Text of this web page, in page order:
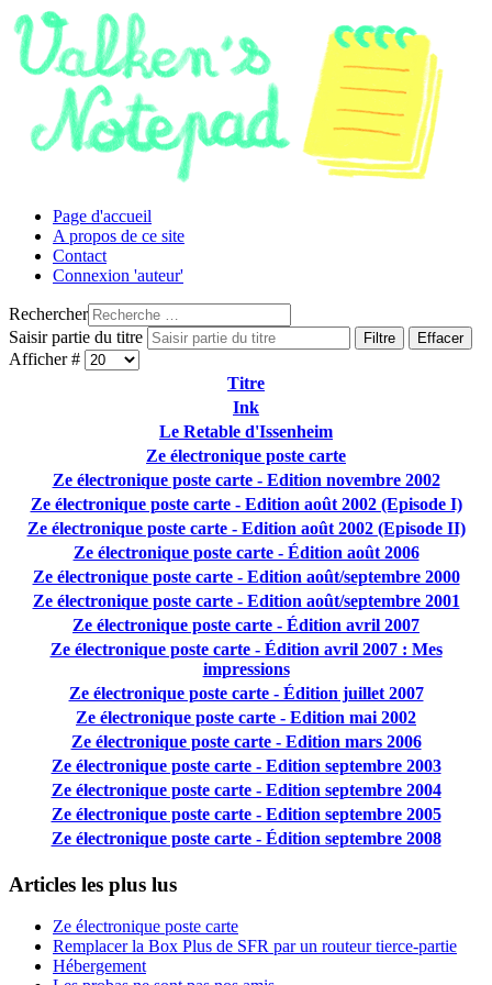
Page d'accueil
A propos de ce site
Contact
Connexion 'auteur'
Rechercher
Saisir partie du titre
Filtre Effacer
Afficher #
Titre
Ink
Le Retable d'Issenheim
Ze électronique poste carte
Ze électronique poste carte - Edition novembre 2002
Ze électronique poste carte - Edition août 2002 (Episode I)
Ze électronique poste carte - Edition août 2002 (Episode II)
Ze électronique poste carte - Édition août 2006
Ze électronique poste carte - Edition août/septembre 2000
Ze électronique poste carte - Edition août/septembre 2001
Ze électronique poste carte - Édition avril 2007
Ze électronique poste carte - Édition avril 2007 : Mes
impressions
Ze électronique poste carte - Édition juillet 2007
Ze électronique poste carte - Edition mai 2002
Ze électronique poste carte - Edition mars 2006
Ze électronique poste carte - Edition septembre 2003
Ze électronique poste carte - Edition septembre 2004
Ze électronique poste carte - Edition septembre 2005
Ze électronique poste carte - Édition septembre 2008
Articles les plus lus
Ze électronique poste carte
Remplacer la Box Plus de SFR par un routeur tierce-partie
Hébergement